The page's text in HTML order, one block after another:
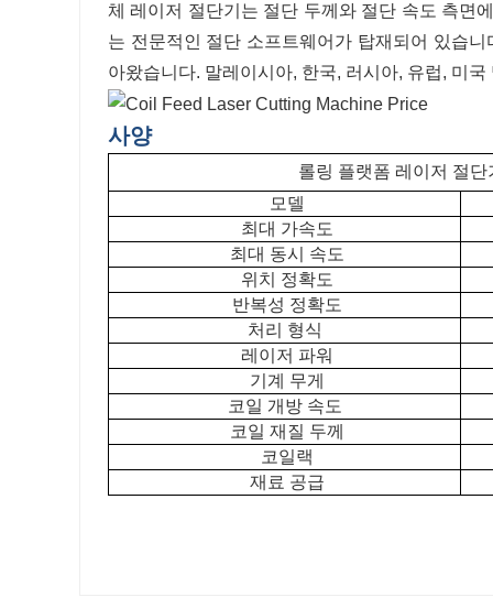
체 레이저 절단기는 절단 두께와 절단 속도 측
는 전문적인 절단 소프트웨어가 탑재되어 있습
아왔습니다. 말레이시아, 한국, 러시아, 유럽, 미
사양
롤링 플랫폼 레이저 절단
모델
최대 가속도
최대 동시 속도
위치 정확도
반복성 정확도
처리 형식
레이저 파워
기계 무게
코일 개방 속도
코일 재질 두께
코일랙
재료 공급